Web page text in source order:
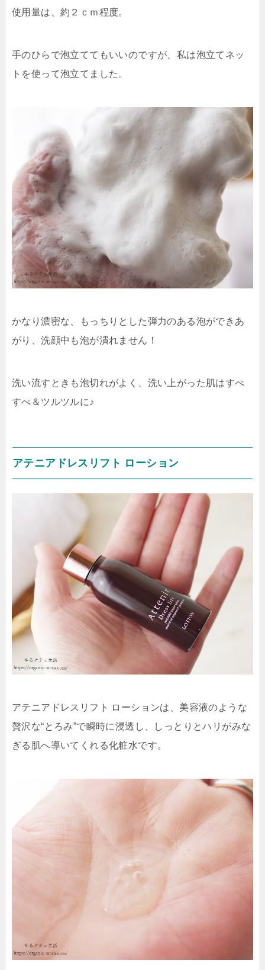
使用量は、約２ｃｍ程度。
手のひらで泡立ててもいいのですが、私は泡立てネッ
トを使って泡立てました。
かなり濃密な、もっちりとした弾力のある泡ができあ
がり、洗顔中も泡が潰れません！
洗い流すときも泡切れがよく、洗い上がった肌はすべ
すべ＆ツルツルに♪
アテニアドレスリフト ローション
アテニアドレスリフト ローションは、美容液のような
贅沢な“とろみ”で瞬時に浸透し、しっとりとハリがみな
ぎる肌へ導いてくれる化粧水です。